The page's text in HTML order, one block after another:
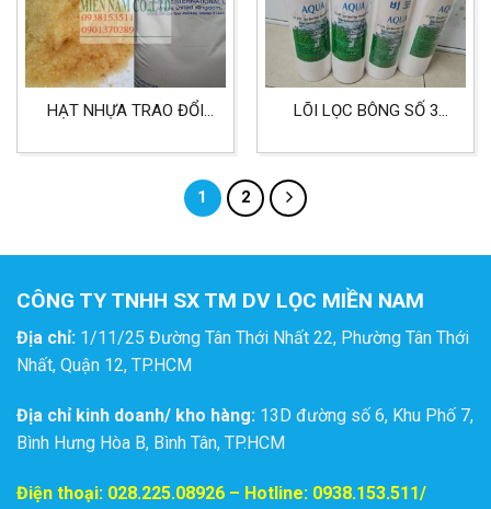
HẠT NHỰA TRAO ĐỔI
LÀM MỀM NƯỚC
LÕI LỌC BÔNG SỐ 3
ÍT PHÈN
1 2
CÔNG TY TNHH SX TM DV LỌC MIỀN NAM
Địa chỉ: 1/11/25 Đường Tân Thới Nhất 22, Phường Tân Thới
Nhất, Quận 12, TP.HCM
Địa chỉ kinh doanh/ kho hàng: 13D đường số 6, Khu Phố 7,
Bình Hưng Hòa B, Bình Tân, TP.HCM
Điện thoại: 028.225.08926 – Hotline: 0938.153.511/